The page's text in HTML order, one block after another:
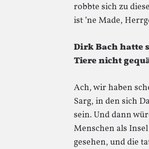
robbte sich zu
ist ’ne Made,
Dirk Bach hatte
Tiere nicht
Ach, wir haben
Sarg, in den sich
sein. Und dann
Menschen als
gesehen, und die